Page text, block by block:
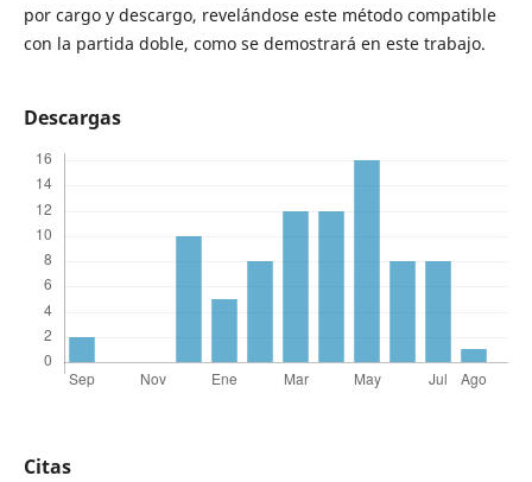
por cargo y descargo, revelándose este método compatible
con la partida doble, como se demostrará en este trabajo.
Descargas
Citas